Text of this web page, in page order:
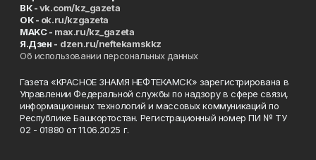
ВК -vk.com/kz_gazeta
ОК - ok.ru/kzgazeta
MAKC - max.ru/kz_gazeta
Я.Дзен - dzen.ru/neftekamskkz
Об использовании персональных данных
Газета «КРАСНОЕ ЗНАМЯ НЕФТЕКАМСК» зарегистрирована в
Управлении Федеральной службы по надзору в сфере связи,
информационных технологий и массовых коммуникаций по
Республике Башкортостан. Регистрационный номер ПИ № ТУ
02 - 01880 от 11.06.2025 г.